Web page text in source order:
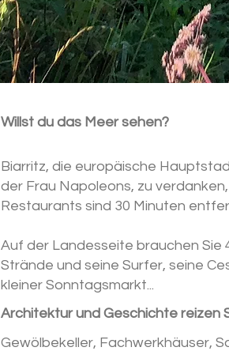
Willst du das Meer sehen?
Biarritz, die europäische
der Frau Napoleons, zu
Restaurants sind 30 Minuten
Auf der Landesseite brauchen Sie
Strände und seine Surfer, seine
kleiner Sonntagsmarkt...
Architektur und Geschichte reizen
Gewölbekeller, Fachwerkhäuser,